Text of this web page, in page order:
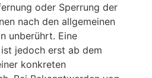
oder Sperrung der
nach den allgemeinen
unberührt. Eine
jedoch erst ab dem
konkreten